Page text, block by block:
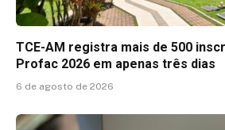
TCE-AM registra mais de 500
Profac 2026 em apenas três dias
6 de agosto de 2026